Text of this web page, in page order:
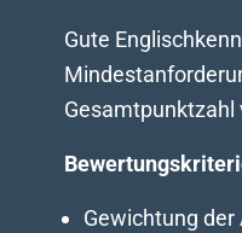
Gute
Gesamtpunktzahl
Gewichtung